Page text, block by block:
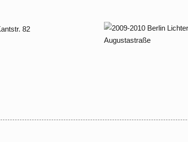
Berlin,
2009 – 2010 Berlin
Lichterfelde – West,